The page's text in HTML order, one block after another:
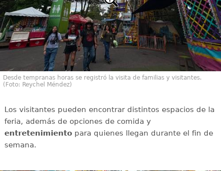
Desde tempranas horas se registró la visita de familias y visitantes.
(Foto: Reychel Méndez)
Los visitantes pueden encontrar distintos espacios de la
feria, además de opciones de comida y
entretenimientopara quienes llegan durante el fin de
semana.